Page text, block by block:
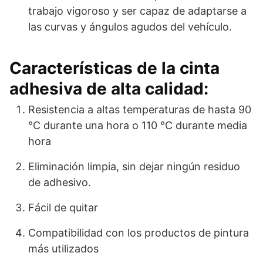
trabajo vigoroso y ser capaz de adaptarse a
las curvas y ángulos agudos del vehículo.
Características de la cinta
adhesiva de alta calidad:
Resistencia a altas temperaturas de hasta 90
°C durante una hora o 110 °C durante media
hora
Eliminación limpia, sin dejar ningún residuo
de adhesivo.
Fácil de quitar
Compatibilidad con los productos de pintura
más utilizados